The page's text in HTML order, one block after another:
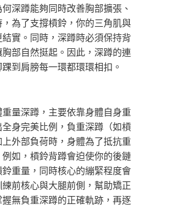
深蹲能夠同時改善胸部擴張、
為了支撐槓鈴，你的三角肌與
實。同時，深蹲時必須保持背
部自然挺起。因此，深蹲的連
到肩膀每一環都環環相扣。
量深蹲，主要依靠身體自身重
身完美比例，負重深蹲（如槓
外部負荷時，身體為了抵抗重
如，槓鈴背蹲會迫使你的後鏈
重量，同時核心的繃緊程度會
前核心與大腿前側，幫助矯正
無負重深蹲的正確軌跡，再逐